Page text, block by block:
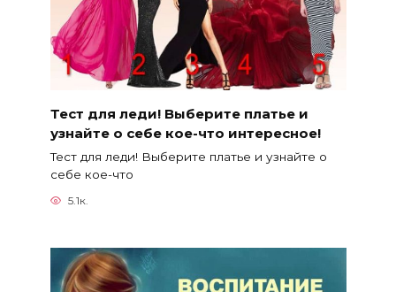
Тест для леди! Выберите платье и
узнайте о себе кое-что интересное!
Тест для леди! Выберите платье и узнайте о
себе кое-что
5.1к.